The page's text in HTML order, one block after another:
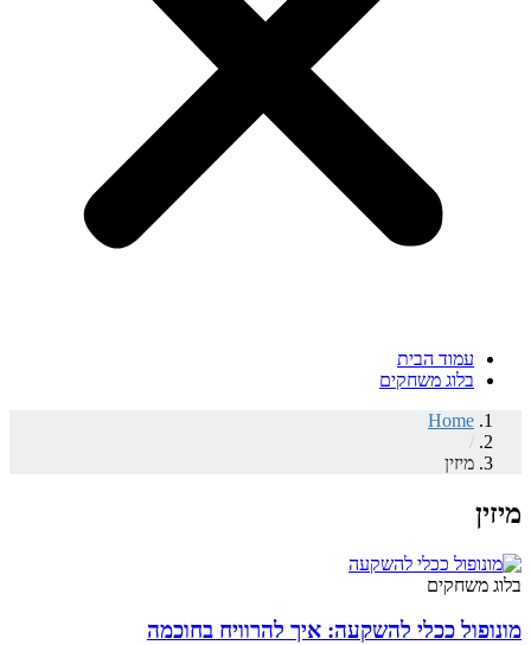
עמוד הבית
בלוג משחקים
Home
/
מיזין
מיזין
בלוג משחקים
מונופול ככלי להשקעה: איך להרוויח בחוכמה